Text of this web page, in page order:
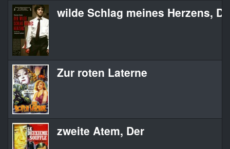
wilde Schlag meines Herzens,
Zur roten Laterne
zweite Atem, Der